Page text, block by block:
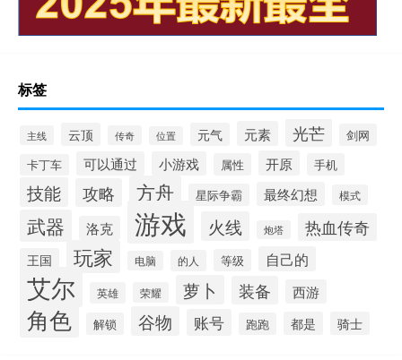
标签
主线 云顶 传奇 位置 元气 元素 光芒 剑网
卡丁车 可以通过 小游戏 属性 开原 手机
技能 攻略 方舟 星际争霸 最终幻想 模式
武器 洛克 游戏 火线 炮塔 热血传奇
王国 玩家 电脑 的人 等级 自己的
艾尔 英雄 荣耀 萝卜 装备 西游
角色 解锁 谷物 账号 跑跑 都是 骑士